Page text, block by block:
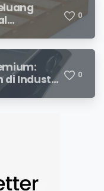
0
di Industri
0